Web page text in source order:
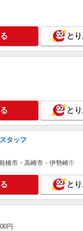
と
と
タッフ
橋市・高崎市・伊勢崎市
と
円